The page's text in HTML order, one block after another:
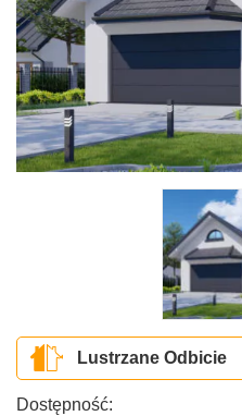
Lustrzane Odbicie
Dostępność: